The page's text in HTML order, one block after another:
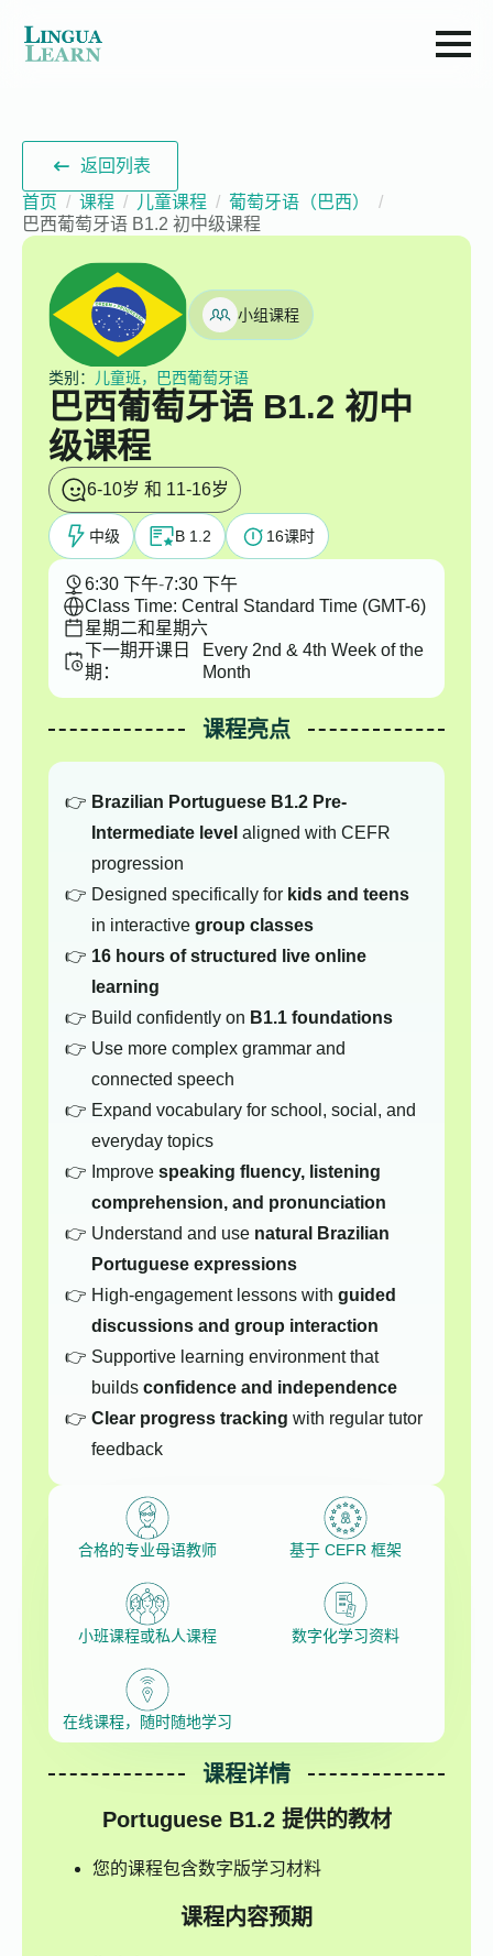
返回列表
首页
课程 儿童课程
葡萄牙语（巴西）
巴西葡萄牙语 B1.2 初中级课程
小组课程
类别： 儿童班，巴西葡萄牙语
巴西葡萄牙语 B1.2 初中
级课程
6-10岁 和 11-16岁
中级 B 1.2 16课时
6:30 下午-7:30 下午
Class Time: Central Standard Time (GMT-6)
星期二和星期六
下一期开课日
期：
Every 2nd & 4th Week of the
Month
课程亮点
Brazilian Portuguese B1.2 Pre-
Intermediate level aligned with CEFR
progression
Designed specifically for kids and teens
in interactive group classes
16 hours of structured live online
learning
Build confidently on B1.1 foundations
Use more complex grammar and
connected speech
Expand vocabulary for school, social, and
everyday topics
Improve speaking fluency, listening
comprehension, and pronunciation
Understand and use natural Brazilian
Portuguese expressions
High-engagement lessons with guided
discussions and group interaction
Supportive learning environment that
builds confidence and independence
Clear progress tracking with regular tutor
feedback
合格的专业母语教师 基于 CEFR 框架
小班课程或私人课程 数字化学习资料
在线课程，随时随地学习
课程详情
Portuguese B1.2 提供的教材
您的课程包含数字版学习材料
课程内容预期